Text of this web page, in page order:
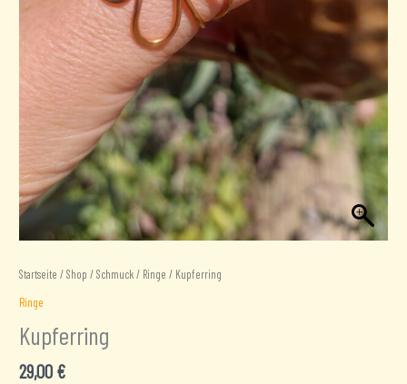
Startseite /Shop /Schmuck/ Ringe / Kupferring
Ringe
Kupferring
29,00 €